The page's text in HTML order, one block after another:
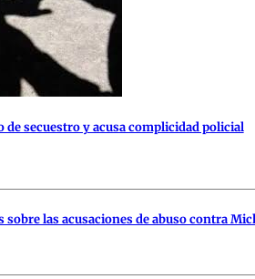
secuestro y acusa complicidad policial
las acusaciones de abuso contra